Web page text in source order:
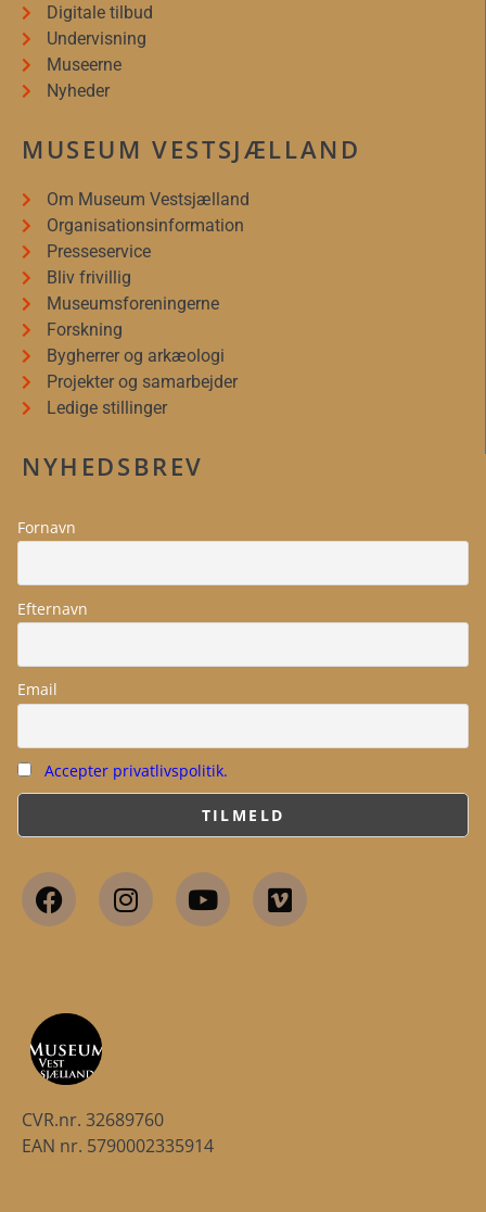
Digitale tilbud
Undervisning
Museerne
Nyheder
MUSEUM VESTSJÆLLAND
Om Museum Vestsjælland
Organisationsinformation
Presseservice
Bliv frivillig
Museumsforeningerne
Forskning
Bygherrer og arkæologi
Projekter og samarbejder
Ledige stillinger
NYHEDSBREV
Fornavn
Efternavn
Email
Accepter privatlivspolitik.
CVR.nr. 32689760
EAN nr. 5790002335914